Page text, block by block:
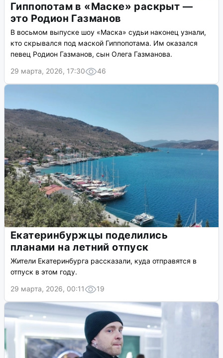
Гиппопотам в «Маске» раскрыт —
это Родион Газманов
В восьмом выпуске шоу «Маска» судьи наконец узнали,
кто скрывался под маской Гиппопотама. Им оказался
певец Родион Газманов, сын Олега Газманова.
29 марта, 2026, 17:30
46
Екатеринбуржцы поделились
планами на летний отпуск
Жители Екатеринбурга рассказали, куда отправятся в
отпуск в этом году.
29 марта, 2026, 00:11
19